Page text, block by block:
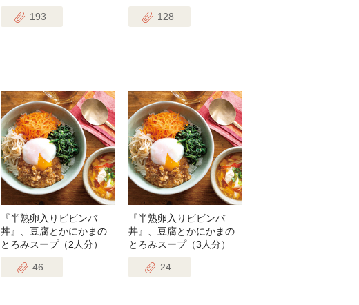
193 128
『半熟卵入りビビンバ
丼』、豆腐とかにかまの
とろみスープ（2人分）
46
『半熟卵入りビビンバ
丼』、豆腐とかにかまの
とろみスープ（3人分）
24